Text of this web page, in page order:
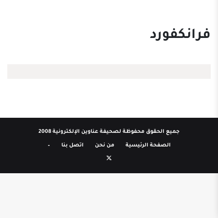
فرانكفورد
جميع الحقوق محفوظة لصحيفة عناوين الإلكترونية 2008
الصفحة الرئيسية من نحن اتصل بنا –